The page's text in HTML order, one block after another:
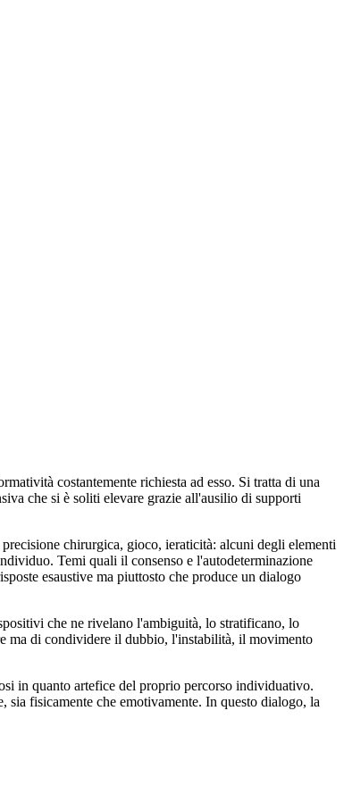
costantemente richiesta ad esso. Si tratta di una
che si è soliti elevare grazie all'ausilio di supporti
chirurgica, gioco, ieraticità: alcuni degli elementi
Temi quali il consenso e l'autodeterminazione
esaustive ma piuttosto che produce un dialogo
che ne rivelano l'ambiguità, lo stratificano, lo
ma di condividere il dubbio, l'instabilità, il movimento
in quanto artefice del proprio percorso individuativo.
fisicamente che emotivamente. In questo dialogo, la